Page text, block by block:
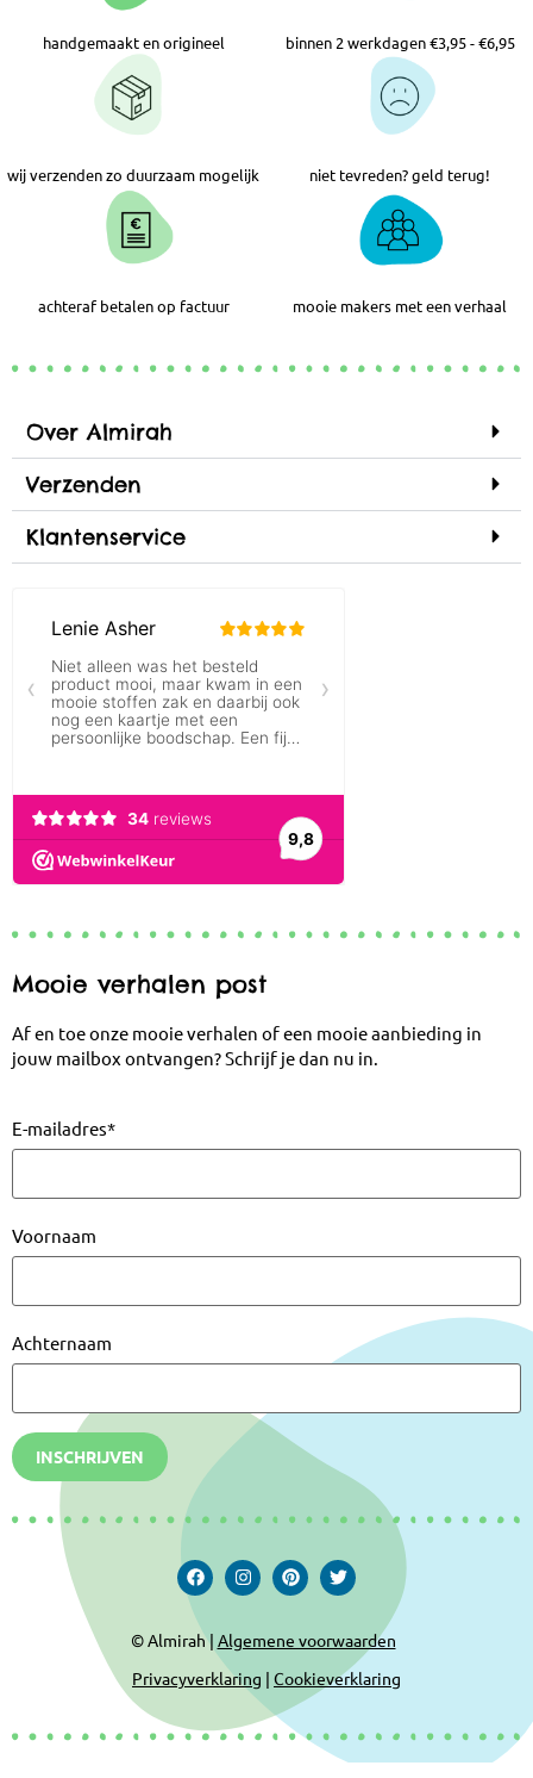
handgemaakt en origineel binnen 2 werkdagen €3,95 - €6,95
wij verzenden zo duurzaam mogelijk niet tevreden? geld terug!
achteraf betalen op factuur mooie makers met een verhaal
Over Almirah
Verzenden
Klantenservice
Mooie verhalen post
Af en toe onze mooie verhalen of een mooie aanbieding in
jouw mailbox ontvangen? Schrijf je dan nu in.
E-mailadres*
Voornaam
Achternaam
INSCHRIJVEN
© Almirah | Algemene voorwaarden
Privacyverklaring | Cookieverklaring